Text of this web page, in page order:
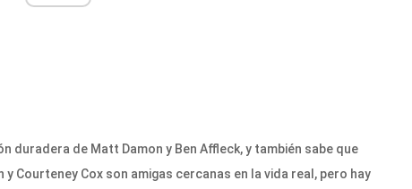
duradera de Matt Damon y Ben Affleck, y también sabe que
Courteney Cox son amigas cercanas en la vida real, pero hay